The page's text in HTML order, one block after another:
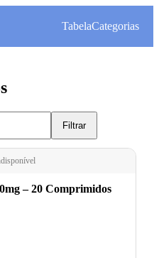
TabelaCategorias
Filtrar
– 20 Comprimidos